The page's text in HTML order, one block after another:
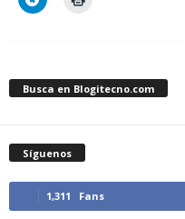
Busca en Blogitecno.com
Síguenos
1,311 Fans